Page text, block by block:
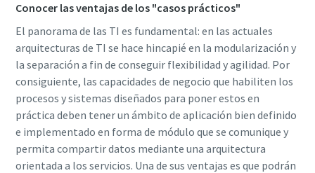
Conocer las ventajas de los "casos prácticos"
El panorama de las TI es fundamental: en las actuales
arquitecturas de TI se hace hincapié en la modularización y
la separación a fin de conseguir flexibilidad y agilidad. Por
consiguiente, las capacidades de negocio que habiliten los
procesos y sistemas diseñados para poner estos en
práctica deben tener un ámbito de aplicación bien definido
e implementado en forma de módulo que se comunique y
permita compartir datos mediante una arquitectura
orientada a los servicios. Una de sus ventajas es que podrán